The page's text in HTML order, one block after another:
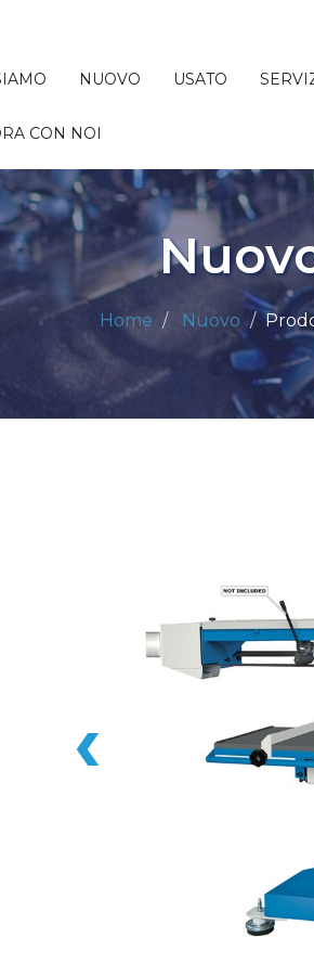
NUOVO USATO
CON NOI
Home Nuovo